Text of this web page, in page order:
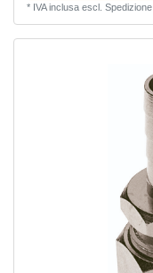
* IVA inclusaescl. Spedizione